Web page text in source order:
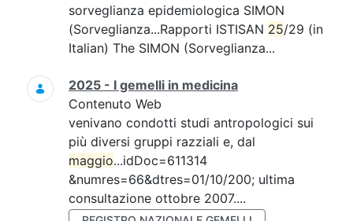
sorveglianza epidemiologica SIMON
(Sorveglianza...Rapporti ISTISAN 25/29 (in
Italian) The SIMON (Sorveglianza...
2025 - I gemelli in medicina
Contenuto Web
venivano condotti studi antropologici sui
più diversi gruppi razziali e, dal
maggio...idDoc=611314
&numres=66&dtres=01/10/200; ultima
consultazione ottobre 2007....